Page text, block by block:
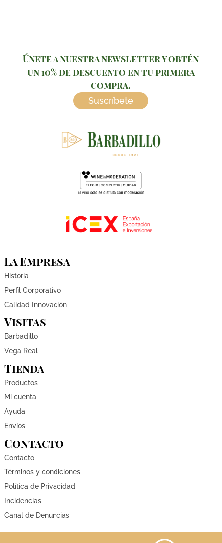
Únete a nuestra newsletter y obtén
un 10% de descuento en tu primera
compra.
Suscríbete
La Empresa
Historia
Perfil Corporativo
Calidad Innovación
Visitas
Barbadillo
Vega Real
Tienda
Productos
Mi cuenta
Ayuda
Envíos
Contacto
Contacto
Términos y condiciones
Política de Privacidad
Incidencias
Canal de Denuncias